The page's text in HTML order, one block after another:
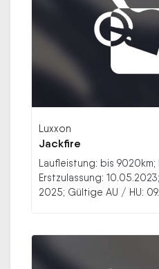
Luxxon
Jackfire
Laufleistung: bis 9020km;
Erstzulassung:
2025; Gültige AU / HU: